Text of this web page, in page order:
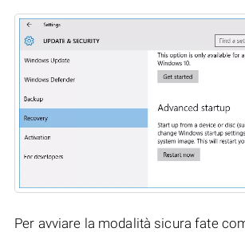
Per avviare la modalità sicura fate